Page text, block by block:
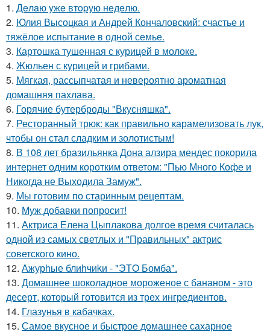
1. Дeлaю yжe втopую нeдeлю.
2. Юлия Высоцкая и Андрей Кончаловский: счастье и
тяжёлое испытание в одной семье.
3. Картошка тушенная с курицей в молоке.
4. Жюльен с курицей и грибами.
5. Мягкая, рассыпчатая и невероятно ароматная
домашняя пахлава.
6. Горячие бутерброды "Вкусняшка".
7. Ресторанный трюк: как правильно карамелизовать лук,
чтобы он стал сладким и золотистым!
8. В 108 лет бразильянка Дона алзира мендес покорила
интернет одним коротким ответом: "Пью Много Кофе и
Никогда не Выходила Замуж".
9. Мы готовим по старинным рецептам.
10. Муж добавки попросит!
11. Актриса Елена Цыплакова долгое время считалась
одной из самых светлых и "Правильных" актрис
советского кино.
12. Ажурhые блиhчиkи - "ЭТO Бомба".
13. Домашнее шоколадное мороженое с бананом - это
десерт, который готовится из трех ингредиентов.
14. Глазунья в кабачках.
15. Самое вкусное и быстрое домашнее сахарное